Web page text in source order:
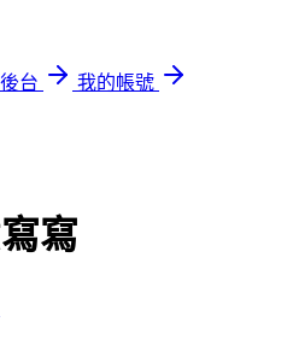
台
我的帳號
寫